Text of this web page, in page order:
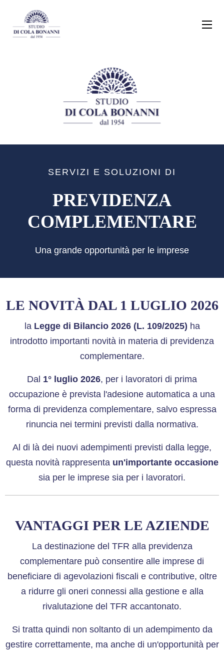
SERVIZI E SOLUZIONI DI
PREVIDENZA
COMPLEMENTARE
Una grande opportunità per le imprese
LE NOVITÀ DAL 1 LUGLIO 2026
la Legge di Bilancio 2026 (L. 109/2025) ha
introdotto importanti novità in materia di previdenza
complementare.
Dal 1° luglio 2026, per i lavoratori di prima
occupazione è prevista l'adesione automatica a una
forma di previdenza complementare, salvo espressa
rinuncia nei termini previsti dalla normativa.
Al di là dei nuovi adempimenti previsti dalla legge,
questa novità rappresenta un'importante occasione
sia per le imprese sia per i lavoratori.
VANTAGGI PER LE AZIENDE
La destinazione del TFR alla previdenza
complementare può consentire alle imprese di
beneficiare di agevolazioni fiscali e contributive, oltre
a ridurre gli oneri connessi alla gestione e alla
rivalutazione del TFR accantonato.
Si tratta quindi non soltanto di un adempimento da
gestire correttamente, ma anche di un'opportunità per